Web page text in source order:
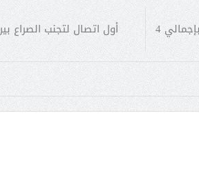
6726 إصابة جديدة بكورونا في ألمانيا بإجمالي 4
أول اتصال لتجنب الصراع